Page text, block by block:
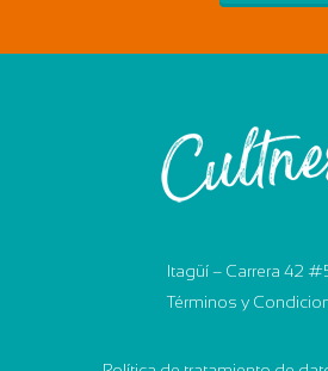
Itagüí – Carrera 42
Términos y